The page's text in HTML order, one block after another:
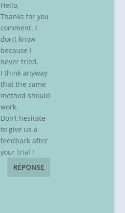
Hello,
Thanks for you
comment. I
don’t know
because I
never tried.
I think anyway
that the same
method should
work.
Don’t hesitate
to give us a
feedback after
your trial !
RÉPONSE